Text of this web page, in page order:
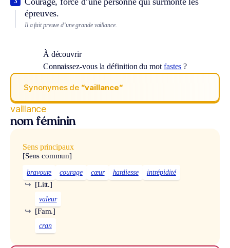
épreuves.
Il a fait preuve d’une grande vaillance.
À découvrir
Connaissez-vous la définition du mot fastes ?
Synonymes de “vaillance“
vaillance
nom féminin
Sens principaux
[Sens commun]
bravoure courage cœur hardiesse intrépidité
[Litt.]
↪
valeur
[Fam.]
↪
cran